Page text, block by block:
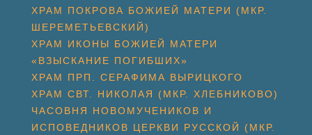
ХРАМ ПОКРОВА БОЖИЕЙ МАТЕРИ (МКР.
ШЕРЕМЕТЬЕВСКИЙ)
ХРАМ ИКОНЫ БОЖИЕЙ МАТЕРИ
«ВЗЫСКАНИЕ ПОГИБШИХ»
ХРАМ ПРП. СЕРАФИМА ВЫРИЦКОГО
ХРАМ СВТ. НИКОЛАЯ (МКР. ХЛЕБНИКОВО)
ЧАСОВНЯ НОВОМУЧЕНИКОВ И
ИСПОВЕДНИКОВ ЦЕРКВИ РУССКОЙ (МКР.